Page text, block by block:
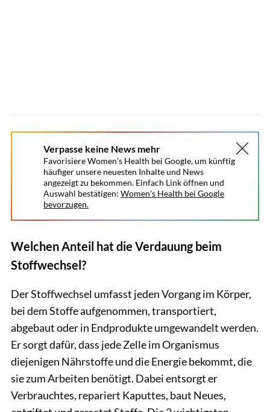
Verpasse keine News mehr
Favorisiere Women's Health bei Google, um künftig
häufiger unsere neuesten Inhalte und News
angezeigt zu bekommen. Einfach Link öffnen und
Auswahl bestätigen: Women's Health bei Google
bevorzugen.
Welchen Anteil hat die Verdauung beim
Stoffwechsel?
Der Stoffwechsel umfasst jeden Vorgang im Körper,
bei dem Stoffe aufgenommen, transportiert,
abgebaut oder in Endprodukte umgewandelt werden.
Er sorgt dafür, dass jede Zelle im Organismus
diejenigen Nährstoffe und die Energie bekommt, die
sie zum Arbeiten benötigt. Dabei entsorgt er
Verbrauchtes, repariert Kaputtes, baut Neues,